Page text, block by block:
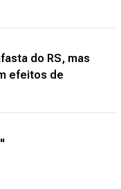
do RS, mas
efeitos de